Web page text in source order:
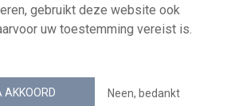
Contacteer ons
RSS feed
gebruikt deze website ook
uw toestemming vereist is.
AKKOORD Neen, bedankt